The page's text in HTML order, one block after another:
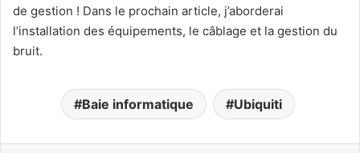
de gestion ! Dans le prochain article, j’aborderai
l’installation des équipements, le câblage et la gestion du
bruit.
Baie informatique Ubiquiti